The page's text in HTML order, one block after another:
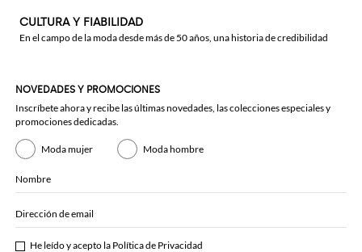
CULTURA Y FIABILIDAD
En el campo de la moda desde más de 50 años, una historia de credibilidad
NOVEDADES Y PROMOCIONES
Inscríbete ahora y recibe las últimas novedades, las colecciones especiales y
promociones dedicadas.
Moda mujer Moda hombre
Nombre
Dirección de email
He leído y acepto la Política de Privacidad